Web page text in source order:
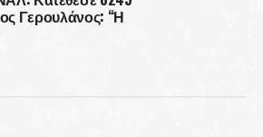
Γερουλάνος: “Η